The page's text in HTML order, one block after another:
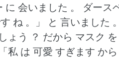
会いました 。
ダース
ね 。」
と 言いました 。
ょう ？ だから マスク を
私 は 可愛 すぎます か